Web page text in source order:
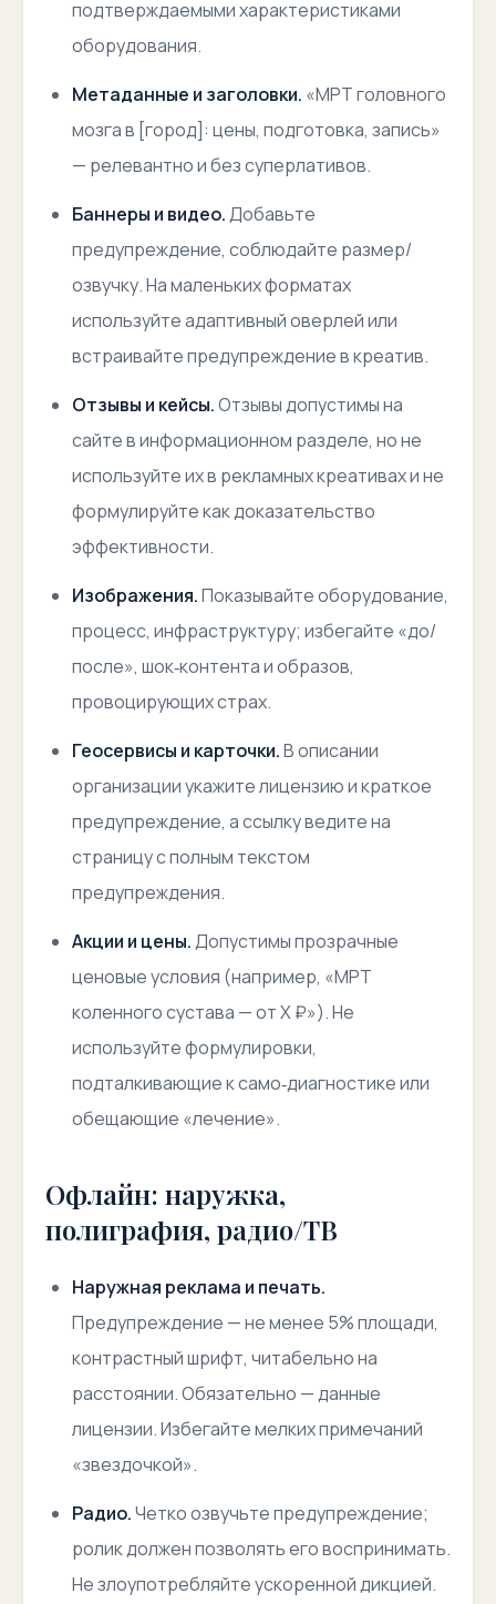
подтверждаемыми характеристиками
оборудования.
Метаданные и заголовки. «МРТ головного
мозга в [город]: цены, подготовка, запись»
— релевантно и без суперлативов.
Баннеры и видео.Добавьте
предупреждение, соблюдайте размер/
озвучку. На маленьких форматах
используйте адаптивный оверлей или
встраивайте предупреждение в креатив.
Отзывы и кейсы.Отзывы допустимы на
сайте в информационном разделе, но не
используйте их в рекламных креативах и не
формулируйте как доказательство
эффективности.
Изображения.Показывайте оборудование,
процесс, инфраструктуру; избегайте «до/
после», шок‑контента и образов,
провоцирующих страх.
Геосервисы и карточки.В описании
организации укажите лицензию и краткое
предупреждение, а ссылку ведите на
страницу с полным текстом
предупреждения.
Акции и цены.Допустимы прозрачные
ценовые условия (например, «МРТ
коленного сустава — от X ₽»). Не
используйте формулировки,
подталкивающие к само‑диагностике или
обещающие «лечение».
Офлайн: наружка,
полиграфия, радио/ТВ
Наружная реклама и печать.
Предупреждение — не менее 5% площади,
контрастный шрифт, читабельно на
расстоянии. Обязательно — данные
лицензии. Избегайте мелких примечаний
«звездочкой».
Радио.Четко озвучьте предупреждение;
ролик должен позволять его воспринимать.
Не злоупотребляйте ускоренной дикцией.